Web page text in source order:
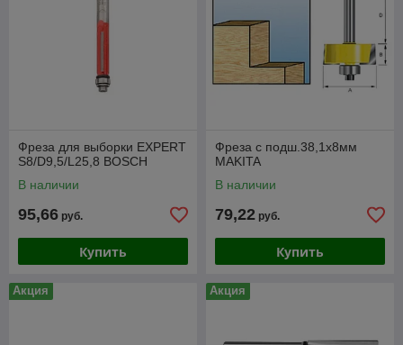
Фреза для выборки EXPERT
S8/D9,5/L25,8 BOSCH
В наличии
95,66 руб.
Купить
Фреза с подш.38,1х8мм
MAKITA
В наличии
79,22 руб.
Купить
Акция Акция